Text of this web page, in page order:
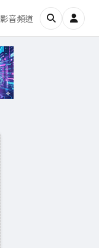
影音頻道